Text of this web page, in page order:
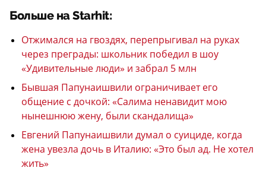
Больше на Starhit:
Отжимался на гвоздях, перепрыгивал на руках
через преграды: школьник победил в шоу
«Удивительные люди» и забрал 5 млн
Бывшая Папунаишвили ограничивает его
общение с дочкой: «Салима ненавидит мою
нынешнюю жену, были скандалища»
Евгений Папунаишвили думал о суициде, когда
жена увезла дочь в Италию: «Это был ад. Не хотел
жить»